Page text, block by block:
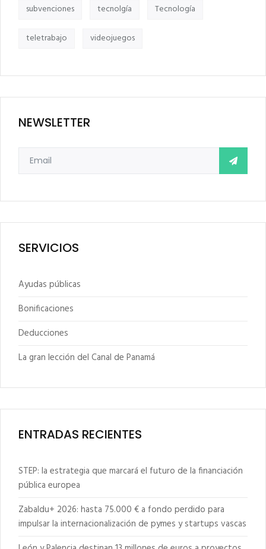
subvenciones tecnolgía Tecnología
teletrabajo videojuegos
NEWSLETTER
SERVICIOS
Ayudas públicas
Bonificaciones
Deducciones
La gran lección del Canal de Panamá
ENTRADAS RECIENTES
STEP: la estrategia que marcará el futuro de la financiación
pública europea
Zabaldu+ 2026: hasta 75.000 € a fondo perdido para
impulsar la internacionalización de pymes y startups vascas